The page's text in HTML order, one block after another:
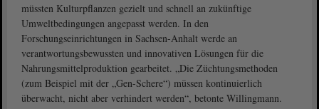
müssten Kulturpflanzen gezielt und schnell an zukünftige
Umweltbedingungen angepasst werden. In den
Forschungseinrichtungen in Sachsen-Anhalt werde an
verantwortungsbewussten und innovativen Lösungen für die
Nahrungsmittelproduktion gearbeitet. „Die Züchtungsmethoden
(zum Beispiel mit der „Gen-Schere“) müssen kontinuierlich
überwacht, nicht aber verhindert werden“, betonte Willingmann.